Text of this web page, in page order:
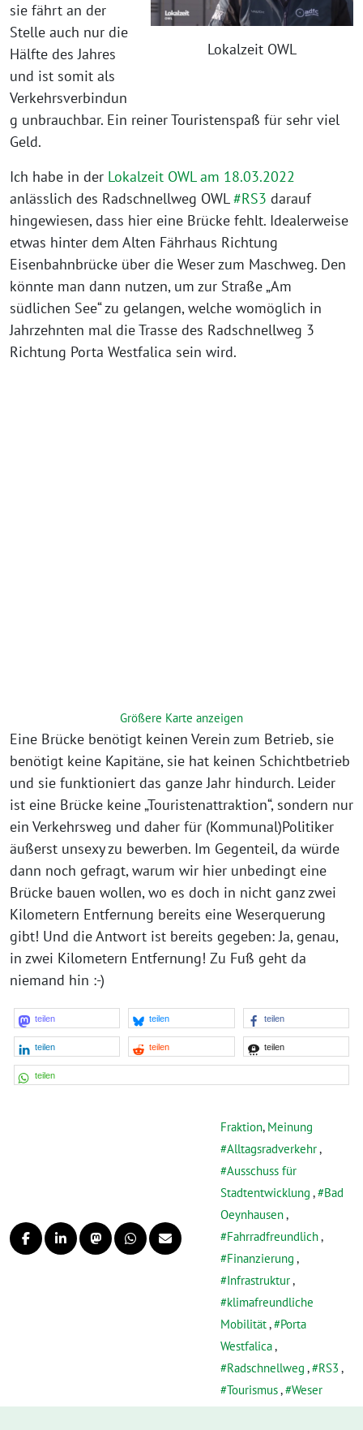
Lokalzeit OWL
sie fährt an der
Stelle auch nur die
Hälfte des Jahres
und ist somit als
Verkehrsverbindun
g unbrauchbar. Ein reiner Touristenspaß für sehr viel
Geld.
Ich habe in der Lokalzeit OWL am 18.03.2022
anlässlich des Radschnellweg OWL#RS3 darauf
hingewiesen, dass hier eine Brücke fehlt. Idealerweise
etwas hinter dem Alten Fährhaus Richtung
Eisenbahnbrücke über die Weser zum Maschweg. Den
könnte man dann nutzen, um zur Straße „Am
südlichen See“ zu gelangen, welche womöglich in
Jahrzehnten mal die Trasse des Radschnellweg 3
Richtung Porta Westfalica sein wird.
Größere Karte anzeigen
Eine Brücke benötigt keinen Verein zum Betrieb, sie
benötigt keine Kapitäne, sie hat keinen Schichtbetrieb
und sie funktioniert das ganze Jahr hindurch. Leider
ist eine Brücke keine „Touristenattraktion“, sondern nur
ein Verkehrsweg und daher für (Kommunal)Politiker
äußerst unsexy zu bewerben. Im Gegenteil, da würde
dann noch gefragt, warum wir hier unbedingt eine
Brücke bauen wollen, wo es doch in nicht ganz zwei
Kilometern Entfernung bereits eine Weserquerung
gibt! Und die Antwort ist bereits gegeben: Ja, genau,
in zwei Kilometern Entfernung! Zu Fuß geht da
niemand hin :-)
teilen teilen teilen
teilen teilen teilen
teilen
Fraktion, Meinung
Alltagsradverkehr,
Ausschuss für
Stadtentwicklung ,
Bad
Oeynhausen,
Fahrradfreundlich,
Finanzierung ,
Infrastruktur,
klimafreundliche
Mobilität,
Porta
Westfalica,
Radschnellweg , RS3 ,
Tourismus, Weser